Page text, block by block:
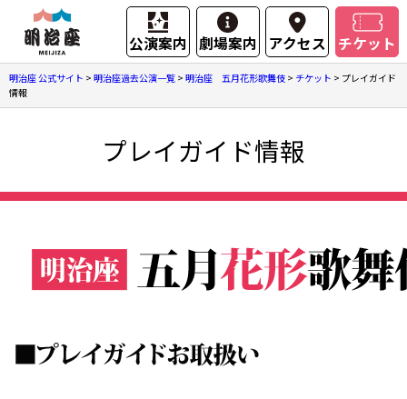
公演案内 劇場案内 アクセス チケット
明治座 公式サイト > 明治座過去公演一覧 > 明治座 五月花形歌舞伎 > チケット > プレイガイド
情報
プレイガイド情報